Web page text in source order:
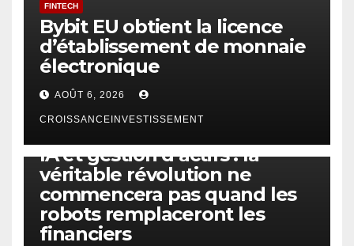
FINTECH
Bybit EU obtient la licence
d’établissement de monnaie
électronique
AOÛT 6, 2026
CROISSANCEINVESTISSEMENT
IA et gestion d’actifs : la
véritable révolution ne
commencera pas quand les
robots remplaceront les
financiers